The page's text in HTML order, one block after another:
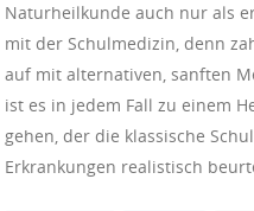
Naturheilkunde auch nur als
mit der Schulmedizin, denn
auf mit alternativen, sanften
ist es in jedem Fall zu einem
gehen, der die klassische
Erkrankungen realistisch